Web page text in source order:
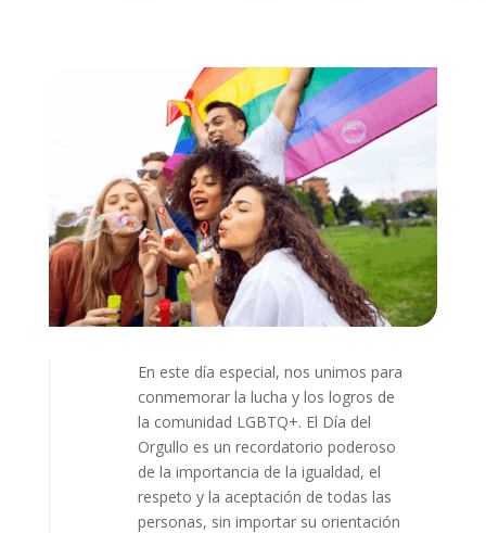
En este día especial, nos unimos para
conmemorar la lucha y los logros de
la comunidad LGBTQ+. El Día del
Orgullo es un recordatorio poderoso
de la importancia de la igualdad, el
respeto y la aceptación de todas las
personas, sin importar su orientación